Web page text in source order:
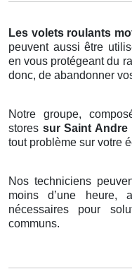
Les volets roulants
peuvent aussi être
en vous protégeant du
donc, de abandonner
Notre groupe,
stores sur Saint Andre
tout problème sur votre
Nos techniciens
moins d’une heure,
nécessaires pour
communs.